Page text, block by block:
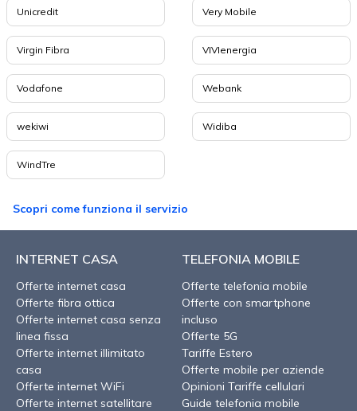
Unicredit Very Mobile
Virgin Fibra VIVIenergia
Vodafone Webank
wekiwi Widiba
WindTre
Scopri come funziona il servizio
INTERNET CASA
Offerte internet casa
Offerte fibra ottica
Offerte internet casa senza
linea fissa
Offerte internet illimitato
casa
Offerte internet WiFi
Offerte internet satellitare
TELEFONIA MOBILE
Offerte telefonia mobile
Offerte con smartphone
incluso
Offerte 5G
Tariffe Estero
Offerte mobile per aziende
Opinioni Tariffe cellulari
Guide telefonia mobile